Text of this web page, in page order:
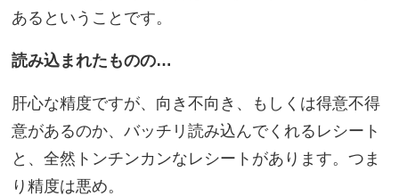
あるということです。
読み込まれたものの…
肝心な精度ですが、向き不向き、もしくは得意不得
意があるのか、バッチリ読み込んでくれるレシート
と、全然トンチンカンなレシートがあります。つま
り精度は悪め。